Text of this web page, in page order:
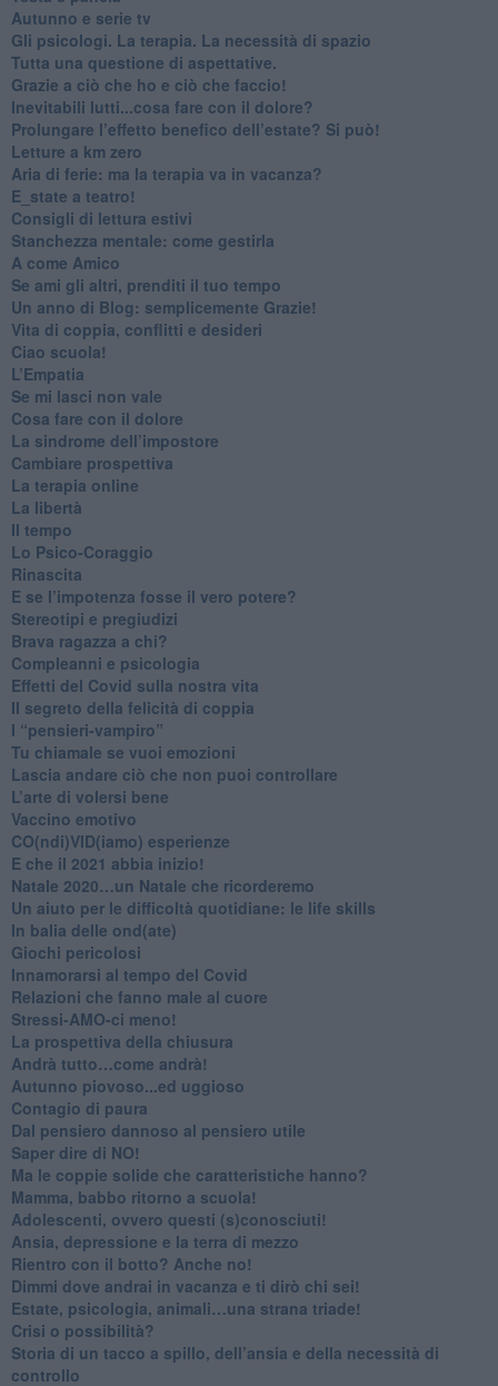
​Autunno e serie tv
​Gli psicologi. La terapia. La necessità di spazio
​Tutta una questione di aspettative.
​Grazie a ciò che ho e ciò che faccio!
​Inevitabili lutti...cosa fare con il dolore?
Prolungare l’effetto benefico dell’estate? Si può!
​Letture a km zero
​Aria di ferie: ma la terapia va in vacanza?
​E_state a teatro!
​Consigli di lettura estivi
​Stanchezza mentale: come gestirla
​A come Amico
​Se ami gli altri, prenditi il tuo tempo
​Un anno di Blog: semplicemente Grazie!
​Vita di coppia, conflitti e desideri
​Ciao scuola!
​L’Empatia
​Se mi lasci non vale
Cosa fare con il dolore
​La sindrome dell’impostore
​Cambiare prospettiva
La terapia online
La libertà
​Il tempo
​Lo Psico-Coraggio
Rinascita
​E se l’impotenza fosse il vero potere?
Stereotipi e pregiudizi
​Brava ragazza a chi?
​Compleanni e psicologia
Effetti del Covid sulla nostra vita
Il segreto della felicità di coppia
​I “pensieri-vampiro”
​Tu chiamale se vuoi emozioni
​Lascia andare ciò che non puoi controllare
L’arte di volersi bene
​Vaccino emotivo
CO(ndi)VID(iamo) esperienze
​E che il 2021 abbia inizio!
​Natale 2020…un Natale che ricorderemo
Un aiuto per le difficoltà quotidiane: le life skills
​In balia delle ond(ate)
Giochi pericolosi
Innamorarsi al tempo del Covid
​Relazioni che fanno male al cuore
​Stressi-AMO-ci meno!
​La prospettiva della chiusura
​Andrà tutto…come andrà!
Autunno piovoso...ed uggioso
​Contagio di paura
​Dal pensiero dannoso al pensiero utile
​Saper dire di NO!
​Ma le coppie solide che caratteristiche hanno?
​Mamma, babbo ritorno a scuola!
Adolescenti, ovvero questi (s)conosciuti!
Ansia, depressione e la terra di mezzo
​Rientro con il botto? Anche no!
Dimmi dove andrai in vacanza e ti dirò chi sei!
​Estate, psicologia, animali…una strana triade!
​Crisi o possibilità?
​Storia di un tacco a spillo, dell’ansia e della necessità di
controllo